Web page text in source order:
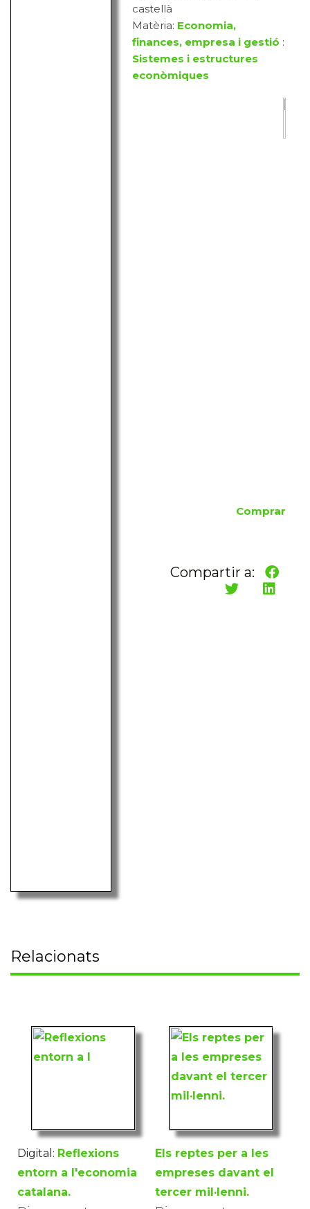
castellà
Matèria: Economia,
finances, empresa i gestió :
Sistemes i estructures
econòmiques
Comprar
Compartir a:
Relacionats
Digital: Reflexions
entorn a l'economia
catalana.
Els reptes per a les
empreses davant el
tercer mil·lenni.